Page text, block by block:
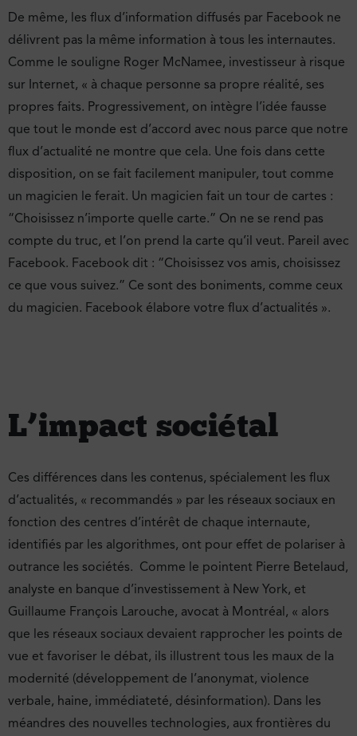
De même, les flux d’information diffusés par Facebook ne
délivrent pas la même information à tous les internautes.
Comme le souligne Roger McNamee, investisseur à risque
sur Internet, « à chaque personne sa propre réalité, ses
propres faits. Progressivement, on intègre l’idée fausse
que tout le monde est d’accord avec nous parce que notre
flux d’actualité ne montre que cela. Une fois dans cette
disposition, on se fait facilement manipuler, tout comme
un magicien le ferait. Un magicien fait un tour de cartes :
“Choisissez n’importe quelle carte.” On ne se rend pas
compte du truc, et l’on prend la carte qu’il veut. Pareil avec
Facebook. Facebook dit : “Choisissez vos amis, choisissez
ce que vous suivez.” Ce sont des boniments, comme ceux
du magicien. Facebook élabore votre flux d’actualités ».
L’impact sociétal
Ces différences dans les contenus, spécialement les flux
d’actualités, « recommandés » par les réseaux sociaux en
fonction des centres d’intérêt de chaque internaute,
identifiés par les algorithmes, ont pour effet de polariser à
outrance les sociétés. Comme le pointent Pierre Betelaud,
analyste en banque d’investissement à New York, et
Guillaume François Larouche, avocat à Montréal, « alors
que les réseaux sociaux devaient rapprocher les points de
vue et favoriser le débat, ils illustrent tous les maux de la
modernité (développement de l’anonymat, violence
verbale, haine, immédiateté, désinformation). Dans les
méandres des nouvelles technologies, aux frontières du